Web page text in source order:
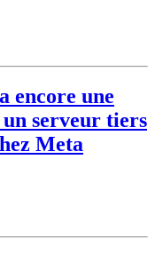
encore une
serveur tiers
Meta